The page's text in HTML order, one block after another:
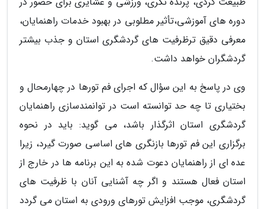
دوره های آموزشی،تأثیر مطلوبی در بهبود خدمات راهنمایان،
معرفی دقیق ترظرفیت های گردشگری استان و جذب بیشتر
گردشگران خواهد داشت.
وی در پاسخ به این سؤال که اجرای فم تورها در چهارمحال و
بختیاری تا چه حد توانسته است در توانمندسازی راهنمایان
گردشگری استان اثرگذار باشد، می گوید: باید در نحوه
برگزاری این فم تورها بازنگری های اساسی صورت گیرد، زیرا
عده ای از راهنمایان دعوت شده به این برنامه ها در خارج از
استان فعال هستند و اگر چه آشنایی آنان با ظرفیت های
گردشگری، موجب افزایش تورهای ورودی به استان می گردد